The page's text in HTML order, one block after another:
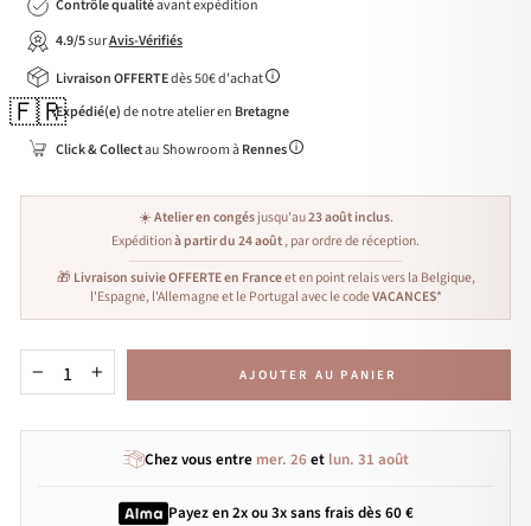
Contrôle qualitéavant expédition
4.9/5surAvis-Vérifiés
Livraison OFFERTEdès 50€ d'achat
🇫🇷Expédié(e)de notre atelier en Bretagne
Click & Collectau Showroom àRennes
☀️Atelier en congésjusqu'au23 août inclus.
Expéditionà partir du 24 août, par ordre de réception.
🎁 Livraison suivie OFFERTE en Franceet en point relais vers la Belgique,
l'Espagne, l'Allemagne et le Portugal avec le codeVACANCES*
+ AJOUTER AU PANIER
Chez vous entre mer. 26et lun. 31 août
Payez en 2x ou 3xsans fraisdès 60 €